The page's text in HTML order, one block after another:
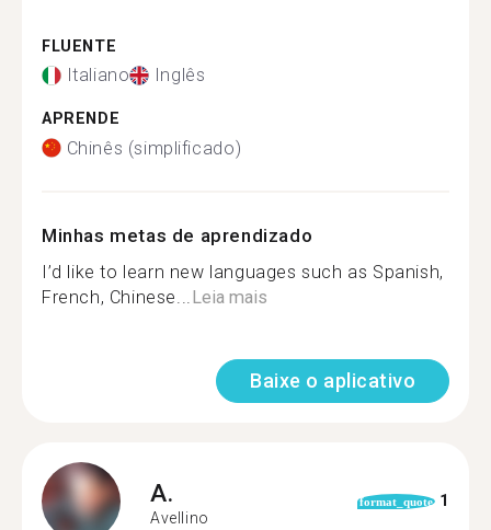
FLUENTE
Italiano Inglês
APRENDE
Chinês (simplificado)
Minhas metas de aprendizado
I’d like to learn new languages such as Spanish,
French, Chinese... Leia mais
Baixe o aplicativo
A.
Avellino
format_quote 1